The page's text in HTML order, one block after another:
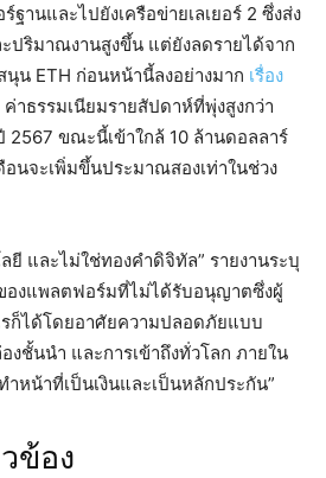
ฐานและไปยังเครือข่ายเลเยอร์ 2 ซึ่งส่ง
ปริมาณงานสูงขึ้น แต่ยังลดรายได้จาก
น ETH ก่อนหน้านี้ลงอย่างมาก เรื่อง
ค่าธรรมเนียมรายสัปดาห์ที่พุ่งสูงกว่า
2567 ขณะนี้เข้าใกล้ 10 ล้านดอลลาร์
อนจะเพิ่มขึ้นประมาณสองเท่าในช่วง
ยี และไม่ใช่ทองคำดิจิทัล” รายงานระบุ
องแพลตฟอร์มที่ไม่ได้รับอนุญาตซึ่งผู้
รก็ได้โดยอาศัยความปลอดภัยแบบ
งชั้นนำ และการเข้าถึงทั่วโลก ภายใน
หน้าที่เป็นเงินและเป็นหลักประกัน”
ข้อง